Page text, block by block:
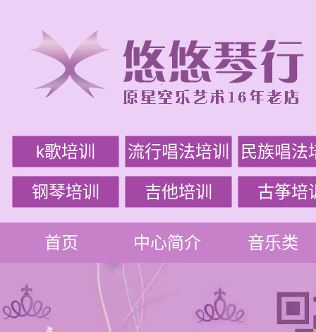
k歌培训 流行唱法培训 民族唱法
钢琴培训 吉他培训 古筝培
首页 中心简介 音乐类